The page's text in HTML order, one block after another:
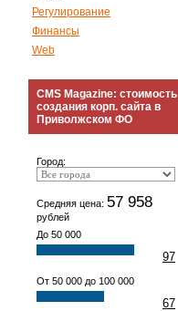
Регулирование
Финансы
Web
CMS Magazine: стоимость
создания корп. сайта в
Приволжском ФО
Город:
Средняя цена: 57 958
рублей
До 50 000
97
От 50 000 до 100 000
67